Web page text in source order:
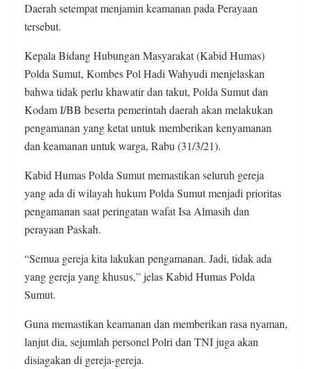
Daerah setempat menjamin keamanan pada Perayaan
tersebut.
Kepala Bidang Hubungan Masyarakat (Kabid Humas)
Polda Sumut, Kombes Pol Hadi Wahyudi menjelaskan
bahwa tidak perlu khawatir dan takut, Polda Sumut dan
Kodam I/BB beserta pemerintah daerah akan melakukan
pengamanan yang ketat untuk memberikan kenyamanan
dan keamanan untuk warga, Rabu (31/3/21).
Kabid Humas Polda Sumut memastikan seluruh gereja
yang ada di wilayah hukum Polda Sumut menjadi prioritas
pengamanan saat peringatan wafat Isa Almasih dan
perayaan Paskah.
“Semua gereja kita lakukan pengamanan. Jadi, tidak ada
yang gereja yang khusus,” jelas Kabid Humas Polda
Sumut.
Guna memastikan keamanan dan memberikan rasa nyaman,
lanjut dia, sejumlah personel Polri dan TNI juga akan
disiagakan di gereja-gereja.